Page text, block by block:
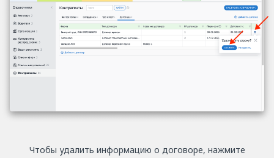
Чтобы удалить информацию о договоре, нажмите